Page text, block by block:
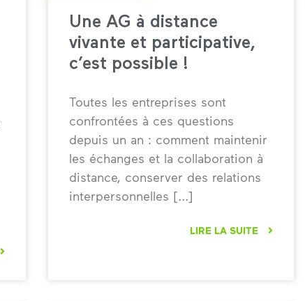
Une AG à distance
vivante et participative,
c’est possible !
Toutes les entreprises sont
confrontées à ces questions
depuis un an : comment maintenir
les échanges et la collaboration à
distance, conserver des relations
interpersonnelles
LIRE LA SUITE